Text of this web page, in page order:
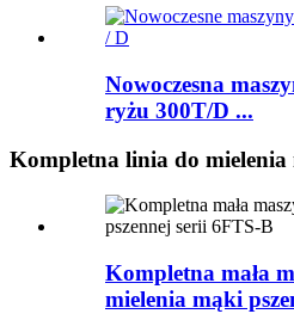
Nowoczesna
ryżu 300T/D ...
Kompletna linia do mielenia
Kompletna mała
mielenia mąki